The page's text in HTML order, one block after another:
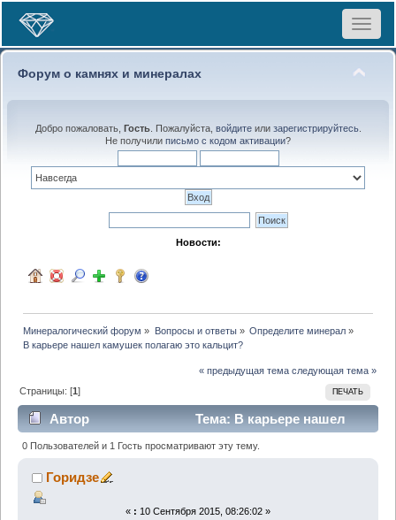
Toggle
Форум о камнях и минералах
Добро пожаловать, Гость. Пожалуйста, войдитеили зарегистрируйтесь.
Не получили письмо с кодом активации?
Новости:
Минералогический форум » Вопросы и ответы» Определите минерал»
В карьере нашел камушек полагаю это кальцит?
« предыдущая тема следующая тема »
ПЕЧАТЬ
Страницы: [1]
Автор
Тема: В карьере нашел
камушек полагаю это кальцит? (Прочитано 1434
раз)
0 Пользователей и 1 Гость просматривают эту тему.
Горидзе
« : 10 Сентября 2015, 08:26:02 »